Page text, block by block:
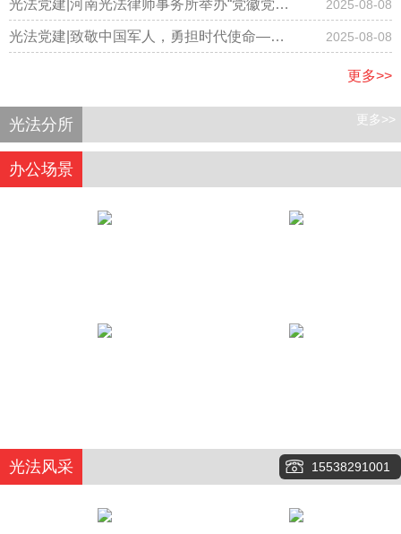
律师事务所律师集体观看阅兵仪式
光法党建|河南光法律师事务所举办“党徽党旗
有规范，学习践行记心间”专题学习主题党日
2025-08-08
光法党建|致敬中国军人，勇担时代使命—— 2025-08-08
更多>>
光法分所 更多>>
办公场景
光法风采 15538291001